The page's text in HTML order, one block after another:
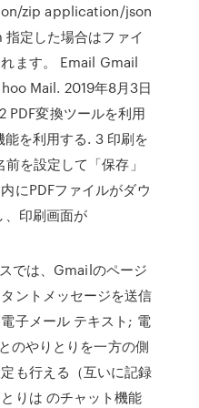
zip application/json
定した場合はファイ
ます。 Email Gmail
Mail. 2019年8月3日
PDF変換ツールを利用
を利用する. 3 印刷を
を設定して「保存」
にPDFファイルがダウ
、印刷画面が
では、Gmailのページ
ントメッセージを送信
子メール テキスト; 電
のやりとりを一方の側
も行える（互いに記録
りは のチャット機能